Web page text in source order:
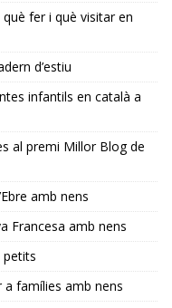
fer i què visitar en
d’estiu
infantils en català a
al premi Millor Blog de
amb nens
Francesa amb nens
petits
a famílies amb nens